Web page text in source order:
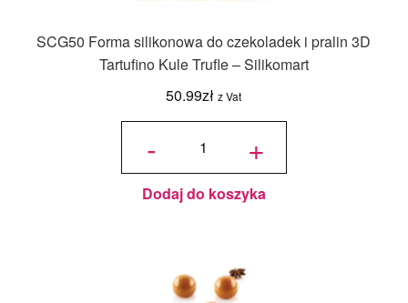
SCG50 Forma silikonowa do czekoladek i pralin 3D
Tartufino Kule Trufle – Silikomart
50.99zł z Vat
-
ilość
silikonowa
do
czekoladek
i pralin 3D
Tartufino
–
Silikomart
+
Dodaj do koszyka